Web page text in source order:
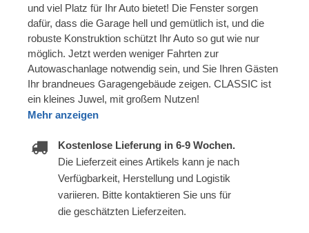
und viel Platz für Ihr Auto bietet! Die Fenster sorgen
dafür, dass die Garage hell und gemütlich ist, und die
robuste Konstruktion schützt Ihr Auto so gut wie nur
möglich. Jetzt werden weniger Fahrten zur
Autowaschanlage notwendig sein, und Sie Ihren Gästen
Ihr brandneues Garagengebäude zeigen. CLASSIC ist
ein kleines Juwel, mit großem Nutzen!
Mehr anzeigen
Kostenlose Lieferung in 6-9 Wochen.
Die Lieferzeit eines Artikels kann je nach
Verfügbarkeit, Herstellung und Logistik
variieren. Bitte kontaktieren Sie uns für
die geschätzten Lieferzeiten.